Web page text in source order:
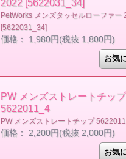
2022 [5622031_34]
PetWorks メンズタッセルローファー
[5622031_34]
価格： 1,980円(税抜 1,800円)
PW メンズストレートチップ
5622011_4
PW メンズストレートチップ
価格： 2,200円(税抜 2,000円)